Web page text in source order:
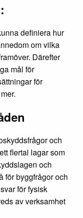
definiera hur
om vilka
Därefter
mål för
för
och
flertal lagar som
och
för byggfrågor och
för fysisk
av verksamhet